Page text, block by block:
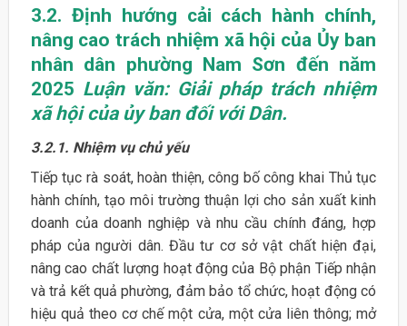
3.2. Định hướng cải cách hành chính,
nâng cao trách nhiệm xã hội của Ủy ban
nhân dân phường Nam Sơn đến năm
2025 Luận văn: Giải pháp trách nhiệm
xã hội của ủy ban đối với Dân.
3.2.1. Nhiệm vụ chủ yếu
Tiếp tục rà soát, hoàn thiện, công bố công khai Thủ tục
hành chính, tạo môi trường thuận lợi cho sản xuất kinh
doanh của doanh nghiệp và nhu cầu chính đáng, hợp
pháp của người dân. Đầu tư cơ sở vật chất hiện đại,
nâng cao chất lượng hoạt động của Bộ phận Tiếp nhận
và trả kết quả phường, đảm bảo tổ chức, hoạt động có
hiệu quả theo cơ chế một cửa, một cửa liên thông; mở